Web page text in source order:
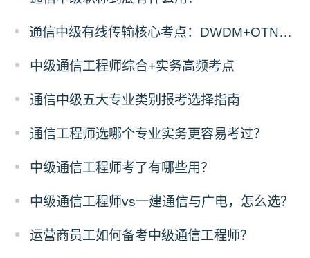
通信中级有线传输核心考点：DWDM+OTN原理与计算题答题拆解
中级通信工程师综合+实务高频考点
通信中级五大专业类别报考选择指南
通信工程师选哪个专业实务更容易考过？
中级通信工程师考了有哪些用？
中级通信工程师vs一建通信与广电，怎么选？
运营商员工如何备考中级通信工程师？